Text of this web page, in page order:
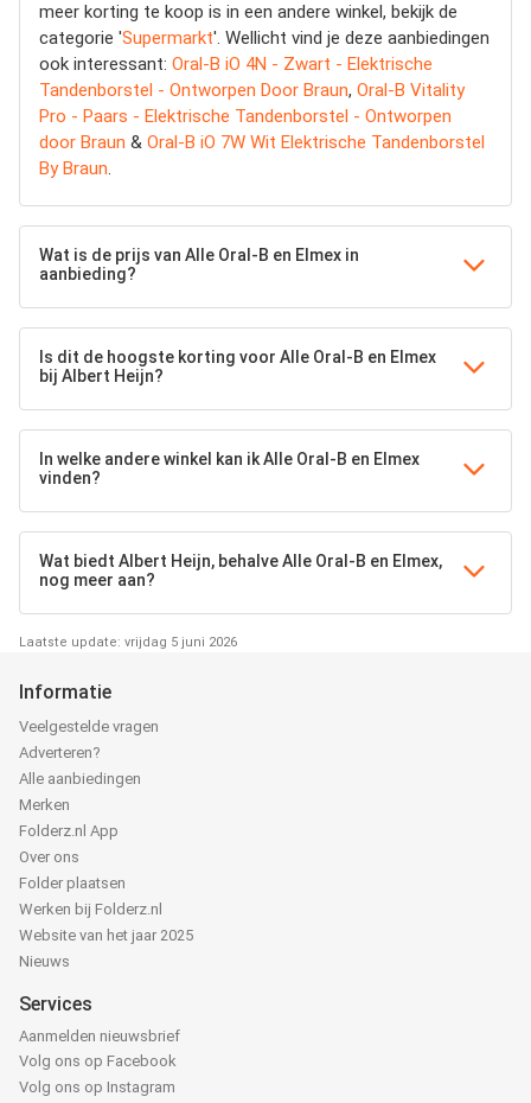
meer korting te koop is in een andere winkel, bekijk de
categorie 'Supermarkt'. Wellicht vind je deze aanbiedingen
ook interessant: Oral-B iO 4N - Zwart - Elektrische
Tandenborstel - Ontworpen Door Braun, Oral-B Vitality
Pro - Paars - Elektrische Tandenborstel - Ontworpen
door Braun & Oral-B iO 7W Wit Elektrische Tandenborstel
By Braun.
Wat is de prijs van Alle Oral-B en Elmex in
aanbieding?
Is dit de hoogste korting voor Alle Oral-B en Elmex
bij Albert Heijn?
In welke andere winkel kan ik Alle Oral-B en Elmex
vinden?
Wat biedt Albert Heijn, behalve Alle Oral-B en Elmex,
nog meer aan?
Laatste update: vrijdag 5 juni 2026
Informatie
Veelgestelde vragen
Adverteren?
Alle aanbiedingen
Merken
Folderz.nl App
Over ons
Folder plaatsen
Werken bij Folderz.nl
Website van het jaar 2025
Nieuws
Services
Aanmelden nieuwsbrief
Volg ons op Facebook
Volg ons op Instagram